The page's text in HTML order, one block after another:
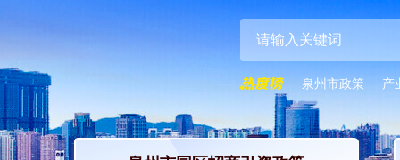
泉州市政策 产